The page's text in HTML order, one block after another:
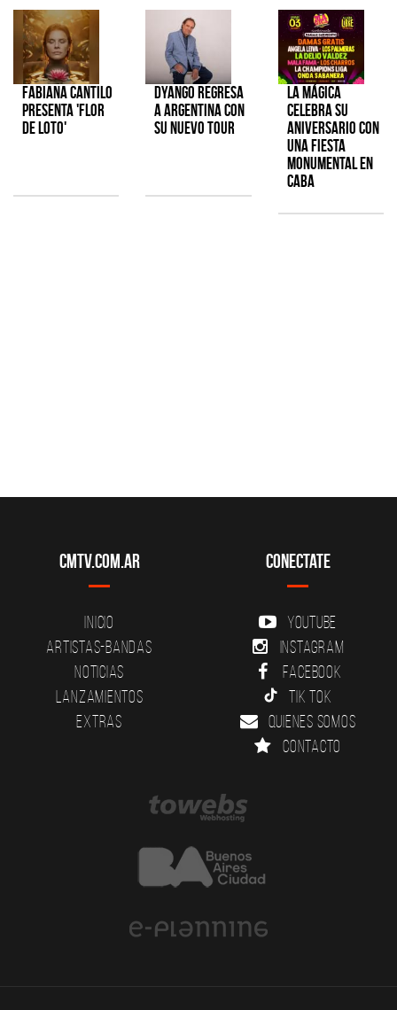
Fabiana Cantilo
presenta 'Flor
de Loto'
Dyango regresa
a Argentina con
su nuevo tour
La Mágica
celebra su
aniversario con
una fiesta
monumental en
CABA
CMTV.com.ar
Inicio
Artistas-Bandas
Noticias
Lanzamientos
Extras
Conectate
YouTube
Instagram
Facebook
Tik Tok
Quienes somos
Contacto